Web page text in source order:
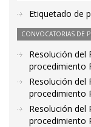
Etiquetado de
CONVOCATORIAS DE
Resolución del
procedimiento
Resolución del
procedimiento
Resolución del
procedimiento